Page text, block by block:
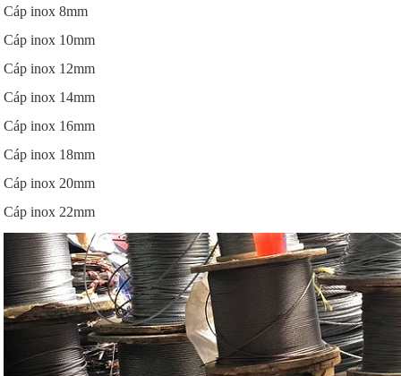
Cáp inox 8mm
Cáp inox 10mm
Cáp inox 12mm
Cáp inox 14mm
Cáp inox 16mm
Cáp inox 18mm
Cáp inox 20mm
Cáp inox 22mm